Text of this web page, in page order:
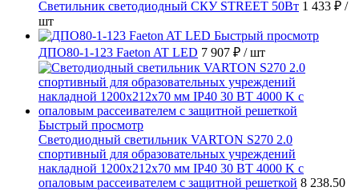
Светильник светодиодный СКУ STREET 50Вт 1 433 ₽ /
шт
Быстрый просмотр
ДПО80-1-123 Faeton AT LED 7 907 ₽ / шт
Быстрый просмотр
Светодиодный светильник VARTON S270 2.0
спортивный для образовательных учреждений
накладной 1200х212х70 мм IP40 30 ВТ 4000 K с
опаловым рассеивателем с защитной решеткой 8 238.50